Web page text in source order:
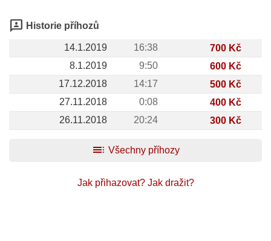
3p Historie příhozů
14.1.2019 16:38
700 Kč
8.1.2019
9:50
600 Kč
17.12.2018
14:17
500 Kč
27.11.2018
0:08
400 Kč
26.11.2018
20:24 300 Kč
toc Všechny příhozy
Jak přihazovat? Jak dražit?